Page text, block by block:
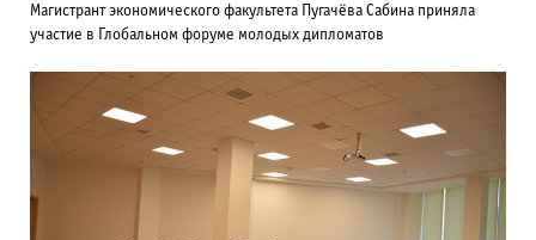
Магистрант экономического факультета Пугачёва Сабина приняла
участие в Глобальном форуме молодых дипломатов